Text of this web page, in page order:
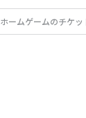
ホームゲームのチケ